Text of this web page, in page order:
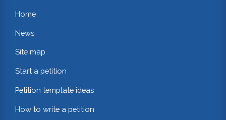
Home
News
Site map
Start a petition
Petition template ideas
How to write a petition